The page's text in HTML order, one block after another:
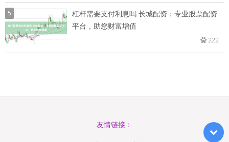
5
杠杆需要支付利息吗 长城配资：专业股票配资
平台，助您财富增值
222
友情链接：